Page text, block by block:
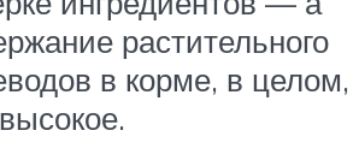
растительного
в корме, в целом,